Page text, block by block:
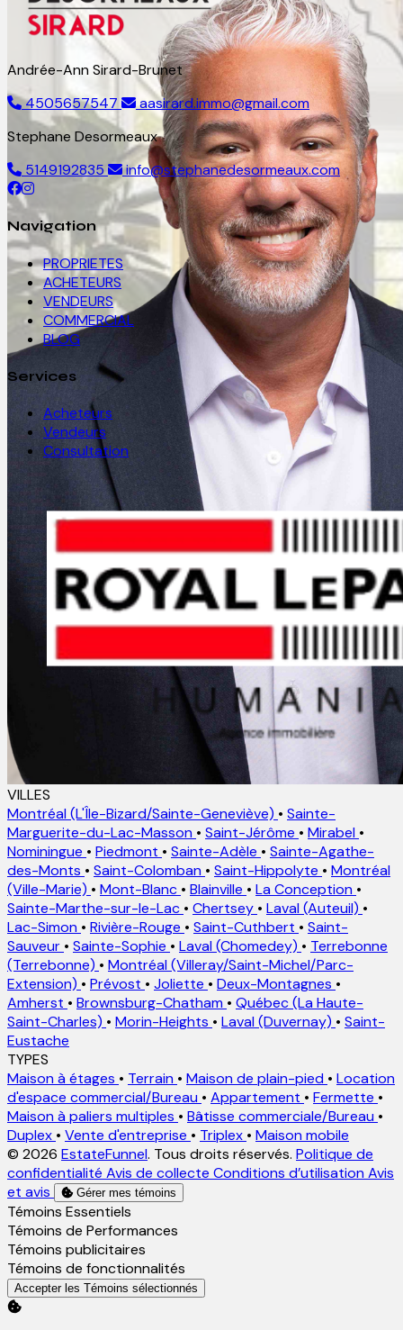
Andrée-Ann Sirard-Brunet
4505657547
aasirard.immo@gmail.com
Stephane Desormeaux
5149192835
info@stephanedesormeaux.com
Navigation
PROPRIETES
ACHETEURS
VENDEURS
COMMERCIAL
BLOG
Services
Acheteurs
Vendeurs
Consultation
VILLES
Montréal (L'Île-Bizard/Sainte-Geneviève) • Sainte-
Marguerite-du-Lac-Masson • Saint-Jérôme • Mirabel •
Nominingue • Piedmont • Sainte-Adèle • Sainte-Agathe-
des-Monts • Saint-Colomban • Saint-Hippolyte • Montréal
(Ville-Marie) • Mont-Blanc • Blainville • La Conception •
Sainte-Marthe-sur-le-Lac • Chertsey • Laval (Auteuil) •
Lac-Simon • Rivière-Rouge • Saint-Cuthbert • Saint-
Sauveur • Sainte-Sophie • Laval (Chomedey) • Terrebonne
(Terrebonne) • Montréal (Villeray/Saint-Michel/Parc-
Extension) • Prévost • Joliette • Deux-Montagnes •
Amherst • Brownsburg-Chatham • Québec (La Haute-
Saint-Charles) • Morin-Heights • Laval (Duvernay) • Saint-
Eustache
TYPES
Maison à étages • Terrain • Maison de plain-pied • Location
d'espace commercial/Bureau • Appartement • Fermette •
Maison à paliers multiples • Bâtisse commerciale/Bureau •
Duplex • Vente d'entreprise • Triplex • Maison mobile
© 2026 EstateFunnel. Tous droits réservés. Politique de
confidentialité Avis de collecte Conditions d’utilisation Avis
et avis
Gérer mes témoins
Activer
Témoins Essentiels
Activer
Témoins de Performances
Activer
Témoins publicitaires
Activer
Témoins de fonctionnalités
Accepter les Témoins sélectionnés